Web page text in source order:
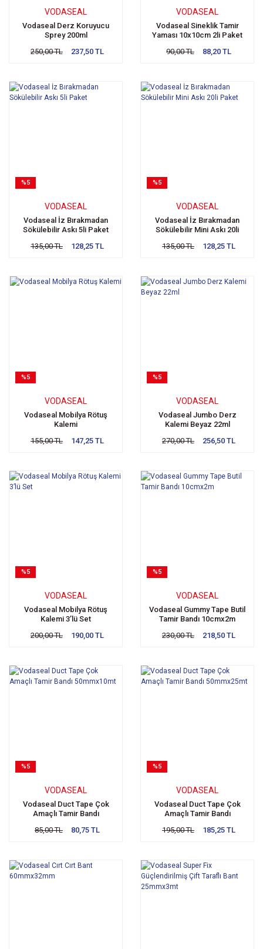
VODASEAL
Vodaseal Derz Koruyucu
Sprey 200ml
250,00 TL
237,50 TL
VODASEAL
Vodaseal Sineklik Tamir
Yaması 10x10cm 2li Paket
90,00 TL
88,20 TL
%5
VODASEAL
Vodaseal İz Bırakmadan
Sökülebilir Askı 5li Paket
135,00 TL
128,25 TL
%5
VODASEAL
Vodaseal İz Bırakmadan
Sökülebilir Mini Askı 20li
135,00 TL
128,25 TL
%5
VODASEAL
Vodaseal Mobilya Rötuş
Kalemi
155,00 TL
147,25 TL
%5
VODASEAL
Vodaseal Jumbo Derz
Kalemi Beyaz 22ml
270,00 TL
256,50 TL
%5
VODASEAL
Vodaseal Mobilya Rötuş
Kalemi 3’lü Set
200,00 TL
190,00 TL
%5
VODASEAL
Vodaseal Gummy Tape Butil
Tamir Bandı 10cmx2m
230,00 TL
218,50 TL
%5
VODASEAL
Vodaseal Duct Tape Çok
Amaçlı Tamir Bandı
85,00 TL
80,75 TL
%5
VODASEAL
Vodaseal Duct Tape Çok
Amaçlı Tamir Bandı
195,00 TL
185,25 TL